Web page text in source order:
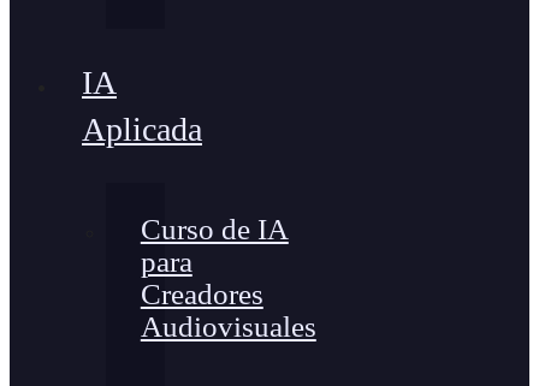
IA
Aplicada
Curso de IA
para
Creadores
Audiovisuales